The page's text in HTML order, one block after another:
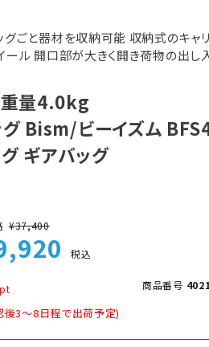
水中カメラ機材
メンテナンサービス・
アウトドア
ブランド紹介
コンセプト
グごと器材を収納可能 収納式のキャ
ール 開口部が大きく開き荷物の出し
量4.0kg
グ Bism/ビーイズム
ギアバッグ
¥37,400
税込
商品番号
3～8日程で出荷予定)